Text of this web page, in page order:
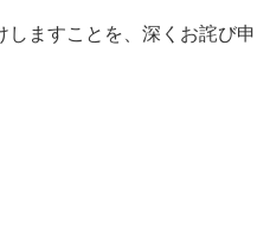
しますことを、深くお詫び